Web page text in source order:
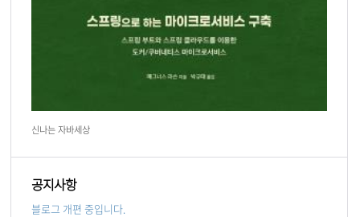
신나는 자바세상
공지사항
블로그 개편 중입니다.